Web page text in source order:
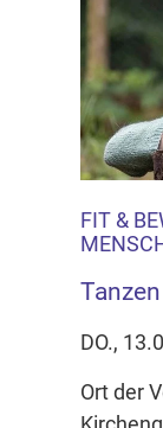
FIT &
DO.,
Ort der